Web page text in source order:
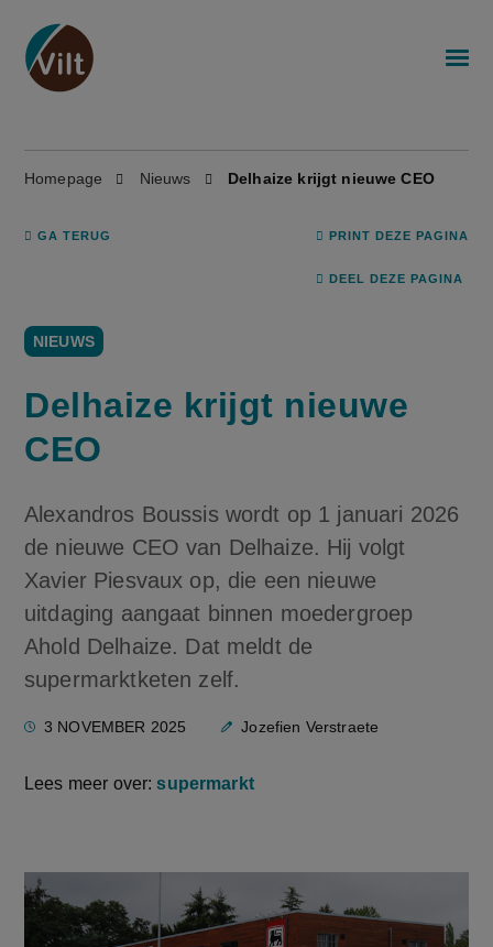
Homepage Nieuws Delhaize krijgt nieuwe CEO
GA TERUG PRINT DEZE PAGINA
DEEL DEZE PAGINA
NIEUWS
Delhaize krijgt nieuwe
CEO
Alexandros Boussis wordt op 1 januari 2026
de nieuwe CEO van Delhaize. Hij volgt
Xavier Piesvaux op, die een nieuwe
uitdaging aangaat binnen moedergroep
Ahold Delhaize. Dat meldt de
supermarktketen zelf.
3 NOVEMBER 2025 Jozefien Verstraete
Lees meer over:supermarkt